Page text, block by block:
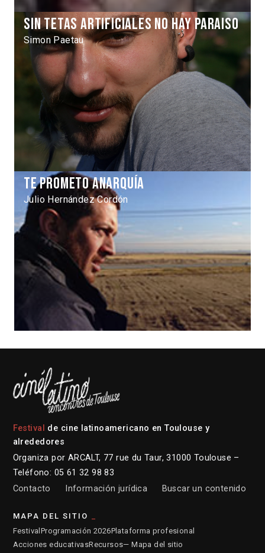
Sin tetas artificiales no hay paraiso
Simon Paetau
Te prometo anarquía
Julio Hernández Cordón
Festival
de cine latinoamericano en Toulouse y
alrededores
Organiza por ARCALT, 77 rue du Taur, 31000 Toulouse –
Teléfono: 05 61 32 98 83
Contacto
Información jurídica Buscar un contenido
MAPA DEL SITIO
Festival Programación 2026Plataforma profesional
Acciones educativasRecursos— Mapa del sitio